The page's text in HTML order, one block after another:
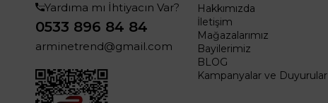
Yardıma mı İhtiyacın Var?
0533 896 84 84
arminetrend@gmail.com
Hakkımızda
İletişim
Mağazalarımız
Bayilerimiz
BLOG
Kampanyalar ve Duyurular